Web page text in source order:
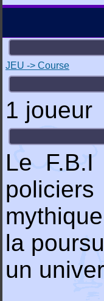
JEU -> Course
1 joueur
Le
la
un